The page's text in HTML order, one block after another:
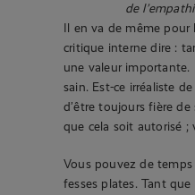
de
Il en va de même pour
critique interne dire :
une valeur importante.
sain. Est-ce irréaliste
d’être toujours fière
que cela soit autorisé ;
Vous pouvez de
fesses plates. Tant